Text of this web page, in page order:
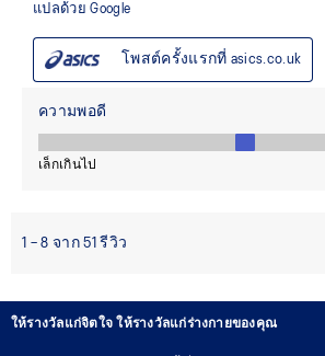
ให้รางวัลแก่จิตใจ ให้รางวัลแก่ร่างกายของคุณ